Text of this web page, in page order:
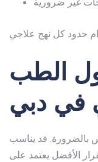
الطب
في دبي
بالضرورة. قد يناسب
الأفضل يعتمد على